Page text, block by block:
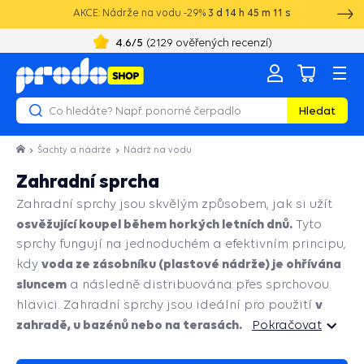
AKCE: Nádrže na vodu -29% 3 d 14 h 45 m 10 s
4.6/5 (2129 ověřených recenzí)
Hledat
Šachty a nádrže Nádrž na vodu
Zahradní sprcha
Zahradní sprchy jsou skvělým způsobem, jak si užít
osvěžující koupel během horkých letních dnů. Tyto
sprchy fungují na jednoduchém a efektivním principu,
kdy voda ze zásobníku (plastové nádrže) je ohřívána
sluncem a následně distribuována přes sprchovou
hlavici. Zahradní sprchy jsou ideální pro použití v
zahradě, u bazénů nebo na terasách.
Pokračovat
Pokračovat